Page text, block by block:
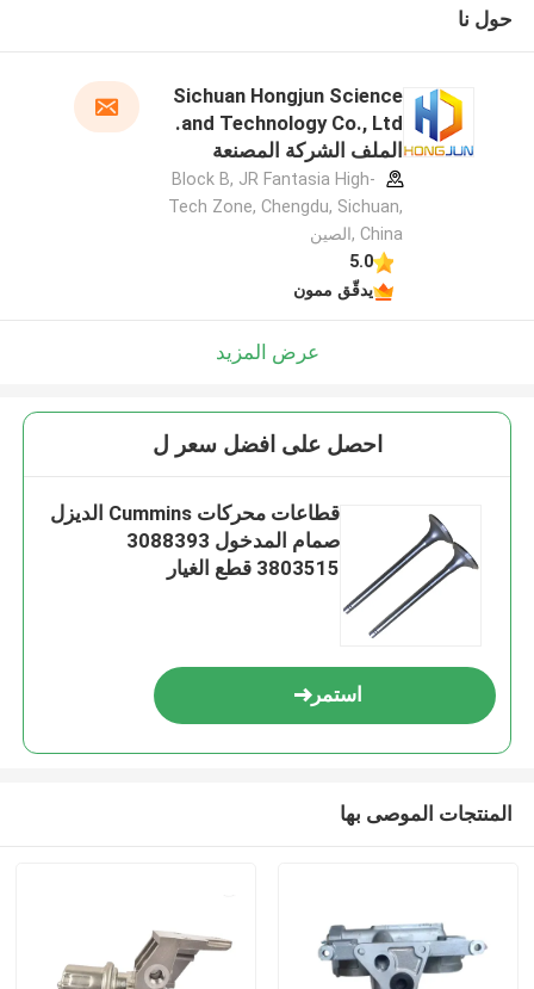
حول نا
Sichuan Hongjun Science
and Technology Co., Ltd.
الملف الشركة المصنعة
Block B, JR Fantasia High-
Tech Zone, Chengdu, Sichuan,
China ,الصين
5.0
يدقّق ممون
عرض المزيد
احصل على افضل سعر ل
قطاعات محركات Cummins الديزل
صمام المدخول 3088393
3803515 قطع الغيار
استمر
المنتجات الموصى بها